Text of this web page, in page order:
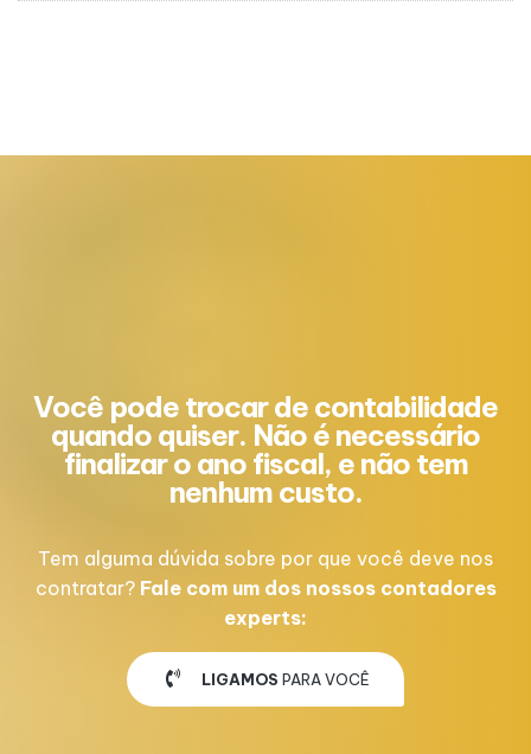
Você pode trocar de contabilidade
quando quiser. Não é necessário
finalizar o ano fiscal, e não tem
nenhum custo.
Tem alguma dúvida sobre por que você deve nos
contratar? Fale com um dos nossos contadores
experts:
LIGAMOS PARA VOCÊ